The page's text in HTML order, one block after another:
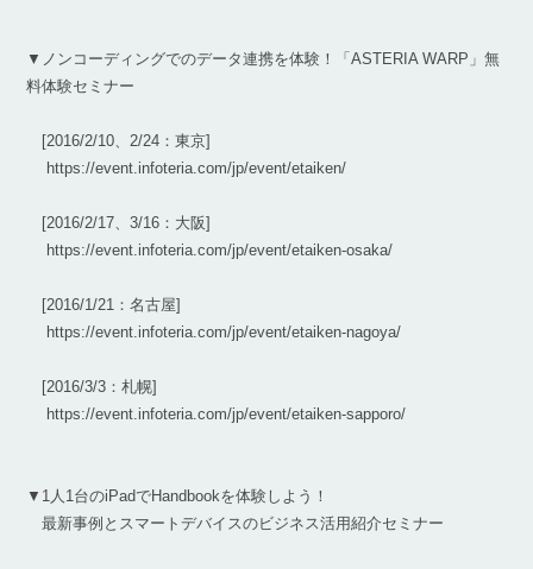
▼ノンコーディングでのデータ連携を体験！「ASTERIA WARP」無
料体験セミナー
[2016/2/10、2/24：東京]
https://event.infoteria.com/jp/event/etaiken/
[2016/2/17、3/16：大阪]
https://event.infoteria.com/jp/event/etaiken-osaka/
[2016/1/21：名古屋]
https://event.infoteria.com/jp/event/etaiken-nagoya/
[2016/3/3：札幌]
https://event.infoteria.com/jp/event/etaiken-sapporo/
▼1人1台のiPadでHandbookを体験しよう！
最新事例とスマートデバイスのビジネス活用紹介セミナー